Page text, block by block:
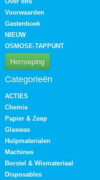
Voorwaarden
Gastenboek
NIEUW
OSMOSE-TAPPUNT
Herroeping
Categorieën
ACTIES
Chemie
Papier & Zeep
Glaswas
Hulpmaterialen
Machines
Borstel & Wismateriaal
Disposables